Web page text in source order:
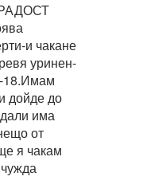
и чакане
уринен-
18.Имам
дойде до
има
от
я чакам